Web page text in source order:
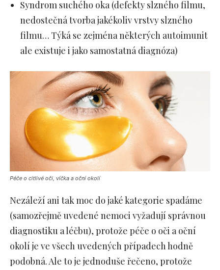
Syndrom suchého oka (defekty slzného filmu,
nedostečná tvorba jakékoliv vrstvy slzného
filmu… Týká se zejména některých autoimunit
ale existuje i jako samostatná diagnóza)
Péče o citlivé oči, víčka a oční okolí
Nezáleží ani tak moc do jaké kategorie spadáme
(samozřejmě uvedené nemoci vyžadují správnou
diagnostiku a léčbu), protože péče o oči a oční
okolí je ve všech uvedených případech hodně
podobná. Ale to je jednoduše řečeno, protože